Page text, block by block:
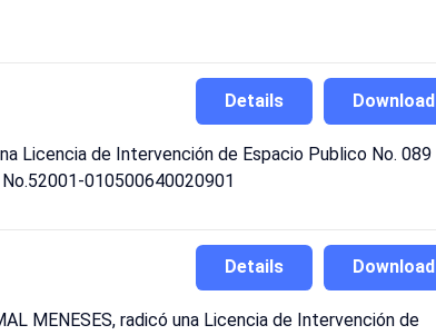
Download
Details
Licencia de Intervención de Espacio Publico No. 089
010500640020901
Download
Details
MENESES, radicó una Licencia de Intervención de